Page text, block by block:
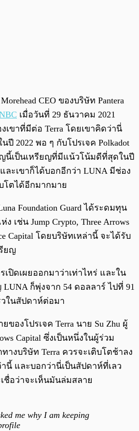
CEO ของบริษัท Pantera
เมื่อวันที่ 29 ธันวาคม 2021
เขาที่มีต่อ Terra โดยเขาคิดว่านี่
ปี 2022 พอ ๆ กับโปรเจค Polkadot
นี้เป็นเหรียญที่มีแน้วโน้มดีที่สุดในปี
ละเขาก็ได้บอกอีกว่า LUNA มีช่อง
โตได้อีกมากมาย
Foundation Guard ได้ระดมทุน
เช่น Jump Crypto, Three Arrows
Capital โดยบริษัทเหล่านี้ จะได้รับ
ยญ
ปิดเผยออกมาว่าเท่าไหร่ และใน
ก็พุ่งจาก 54 ดอลลาร์ ไปที่ 91
วในสัปดาห์ต่อมา
ของโปรเจค Terra นาย Su Zhu ผู้
Capital ซึ่งเป็นหนึ่งในผู้ร่วม
างบริษัท Terra ควรจะเติบโตช้าลง
นี้ และบอกว่านี่เป็นสัปดาห์ที่เลว
ชื่อว่าจะเห็นมันล่มสลาย
me why I am keeping